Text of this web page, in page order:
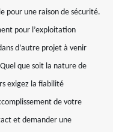
pour une raison de sécurité.
pour l’exploitation
d’autre projet à venir
que soit la nature de
exigez la fiabilité
de votre
et demander une